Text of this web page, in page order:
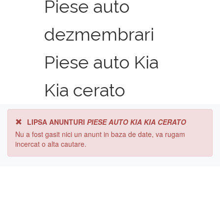
Piese auto
dezmembrari
Piese auto Kia
Kia cerato
LIPSA ANUNTURI PIESE AUTO KIA KIA CERATO
Nu a fost gasit nici un anunt in baza de date, va rugam
incercat o alta cautare.